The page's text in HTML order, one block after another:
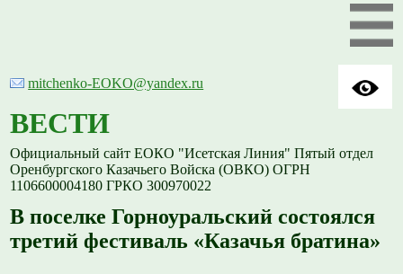
mitchenko-EOKO@yandex.ru
ВЕСТИ
Официальный сайт ЕОКО "Исетская Линия" Пятый отдел
Оренбургского Казачьего Войска (ОВКО) ОГРН
1106600004180 ГРКО 300970022
В поселке Горноуральский состоялся
третий фестиваль «Казачья братина»